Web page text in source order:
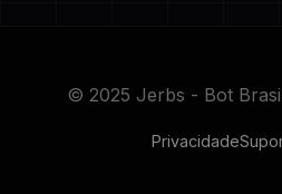
© 2025 Jerbs - Bot
Privacidade